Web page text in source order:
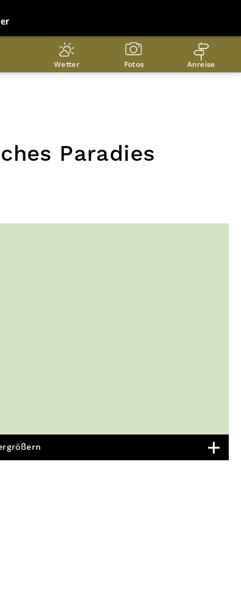
Wetter Fotos Anreise
Paradies